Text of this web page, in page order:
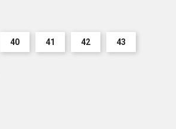
40 41 42 43